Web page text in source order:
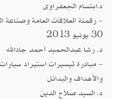
د.ابتسام
- رقمنة العلاقات العامة وصناعة
30 يونيو 2013
د. رشا عبدالحميد أحمد
- مبادرة تيسيرات استيراد
والأهداف والبدائل
د. السيد صلاح